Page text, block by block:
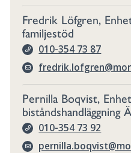
Fredrik Löfgren,
familjestöd
010-354 73 87
Pernilla Boqvist,
biståndshandläggning
010-354 73 92